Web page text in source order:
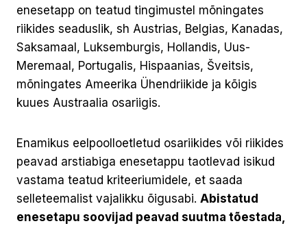
enesetapp on teatud tingimustel mõningates
riikides seaduslik, sh Austrias, Belgias, Kanadas,
Saksamaal, Luksemburgis, Hollandis, Uus-
Meremaal, Portugalis, Hispaanias, Šveitsis,
mõningates Ameerika Ühendriikide ja kõigis
kuues Austraalia osariigis.
Enamikus eelpoolloetletud osariikides või riikides
peavad arstiabiga enesetappu taotlevad isikud
vastama teatud kriteeriumidele, et saada
selleteemalist vajalikku õigusabi. Abistatud
enesetapu soovijad peavad suutma tõestada,